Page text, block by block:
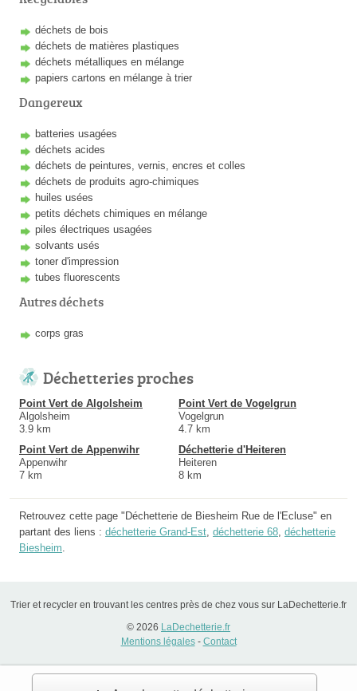
déchets de bois
déchets de matières plastiques
déchets métalliques en mélange
papiers cartons en mélange à trier
Dangereux
batteries usagées
déchets acides
déchets de peintures, vernis, encres et colles
déchets de produits agro-chimiques
huiles usées
petits déchets chimiques en mélange
piles électriques usagées
solvants usés
toner d'impression
tubes fluorescents
Autres déchets
corps gras
Déchetteries proches
Point Vert de Algolsheim
Algolsheim
3.9 km
Point Vert de Vogelgrun
Vogelgrun
4.7 km
Point Vert de Appenwihr
Appenwihr
7 km
Déchetterie d'Heiteren
Heiteren
8 km
Retrouvez cette page "Déchetterie de Biesheim Rue de l'Ecluse" en
partant des liens : déchetterie Grand-Est, déchetterie 68, déchetterie
Biesheim.
Trier et recycler en trouvant les centres près de chez vous sur LaDechetterie.fr
© 2026 LaDechetterie.fr
Mentions légales- Contact